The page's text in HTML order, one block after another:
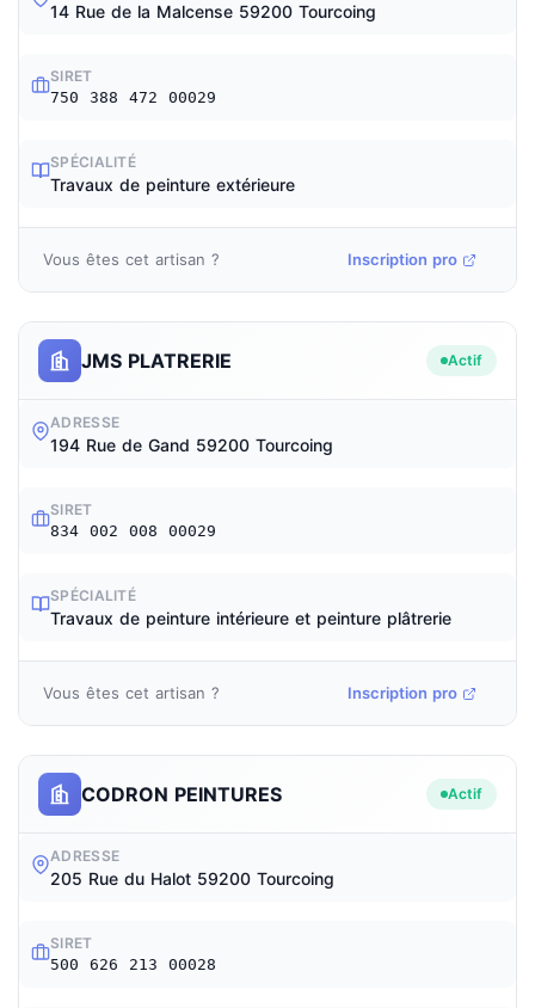
14 Rue de la Malcense 59200 Tourcoing
SIRET
750 388 472 00029
SPÉCIALITÉ
Travaux de peinture extérieure
Vous êtes cet artisan ? Inscription pro
JMS PLATRERIE Actif
ADRESSE
194 Rue de Gand 59200 Tourcoing
SIRET
834 002 008 00029
SPÉCIALITÉ
Travaux de peinture intérieure et peinture plâtrerie
Vous êtes cet artisan ? Inscription pro
CODRON PEINTURES Actif
ADRESSE
205 Rue du Halot 59200 Tourcoing
SIRET
500 626 213 00028